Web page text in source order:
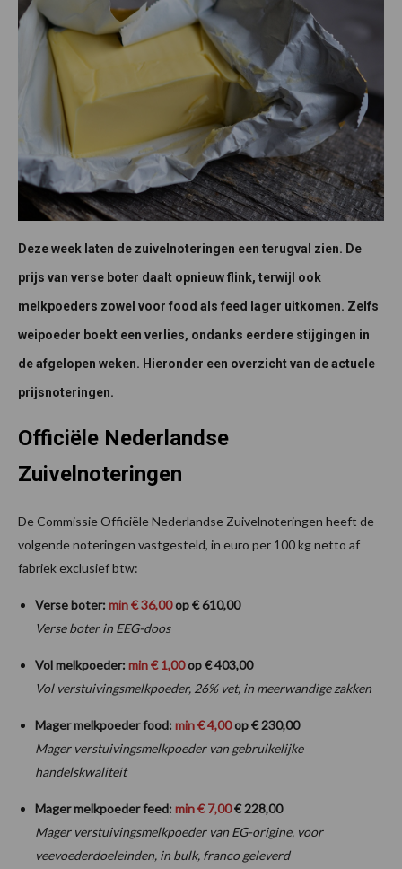
Deze week laten de zuivelnoteringen een terugval zien. De
prijs van verse boter daalt opnieuw flink, terwijl ook
melkpoeders zowel voor food als feed lager uitkomen. Zelfs
weipoeder boekt een verlies, ondanks eerdere stijgingen in
de afgelopen weken. Hieronder een overzicht van de actuele
prijsnoteringen.
Officiële Nederlandse
Zuivelnoteringen
De Commissie Officiële Nederlandse Zuivelnoteringen heeft de
volgende noteringen vastgesteld, in euro per 100 kg netto af
fabriek exclusief btw:
Verse boter: min €36,00op € 610,00
Verse boter in EEG-doos
Vol melkpoeder: min € 1,00op € 403,00
Vol verstuivingsmelkpoeder, 26% vet, in meerwandige zakken
Mager melkpoeder food: min € 4,00op € 230,00
Mager verstuivingsmelkpoeder van gebruikelijke
handelskwaliteit
Mager melkpoeder feed: min € 7,00€ 228,00
Mager verstuivingsmelkpoeder van EG-origine, voor
veevoederdoeleinden, in bulk, franco geleverd